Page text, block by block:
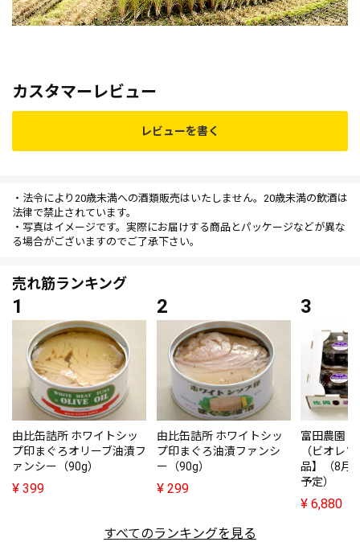
カスタマーレビュー
レビューを書く
・法令により20歳未満への酒類販売はいたしません。20歳未満の飲酒は
法律で禁止されています。
・写真はイメージです。実際にお届けする商品とパッケージなどが異な
る場合がございますのでご了承下さい。
売れ筋ランキング
由比缶詰所 ホワイトシッ
プ印まぐろオリーブ油漬フ
ァンシー（90g）
¥ 399
由比缶詰所 ホワイトシッ
プ印まぐろ油漬ファンシ
ー（90g）
¥ 299
富田農園
（ビオレ
品】（8月
予定）
¥ 6,880
すべてのランキングを見る